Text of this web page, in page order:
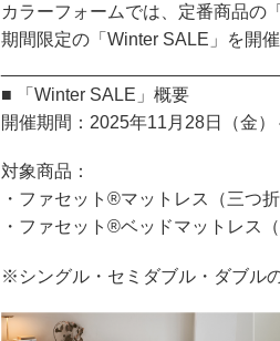
カラーフォームでは、定番商品の
期間限定の「Winter SALE」を開催
■ 「Winter SALE」概要
開催期間：2025年11月28日（金）
対象商品：
・ファセット®マットレス（三つ折
・ファセット®ベッドマットレス
※シングル・セミダブル・ダブル